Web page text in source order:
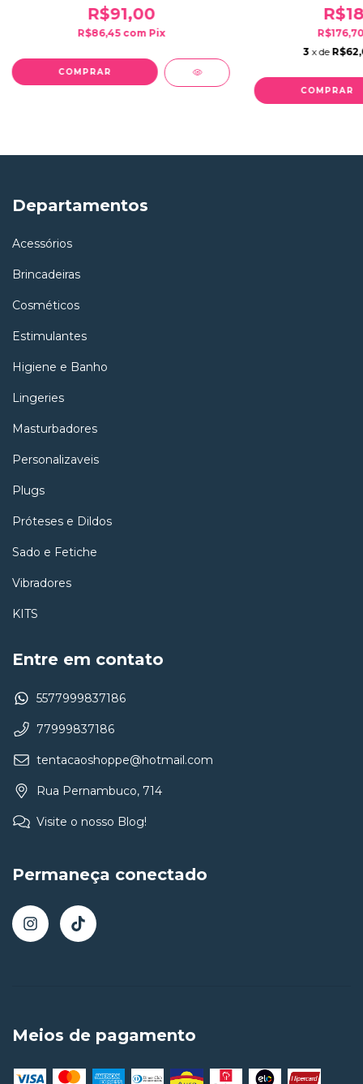
R$91,00
R$86,45 com Pix
COMPRAR
3 x de
COMPRAR
Departamentos
Acessórios
Brincadeiras
Cosméticos
Estimulantes
Higiene e Banho
Lingeries
Masturbadores
Personalizaveis
Plugs
Próteses e Dildos
Sado e Fetiche
Vibradores
KITS
Entre em contato
5577999837186
77999837186
tentacaoshoppe@hotmail.com
Rua Pernambuco, 714
Visite o nosso Blog!
Permaneça conectado
Meios de pagamento